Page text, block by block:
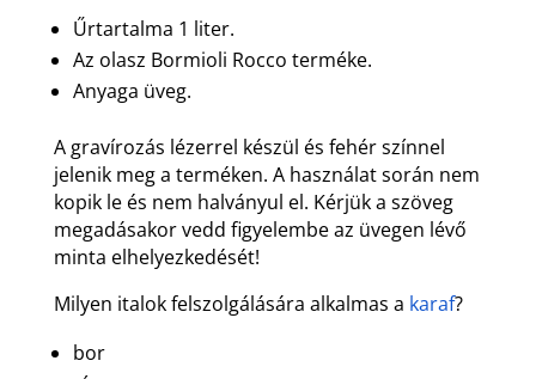
Űrtartalma 1 liter.
Az olasz Bormioli Rocco terméke.
Anyaga üveg.
A gravírozás lézerrel készül és fehér színnel
jelenik meg a terméken. A használat során nem
kopik le és nem halványul el. Kérjük a szöveg
megadásakor vedd figyelembe az üvegen lévő
minta elhelyezkedését!
Milyen italok felszolgálására alkalmas a karaf?
bor